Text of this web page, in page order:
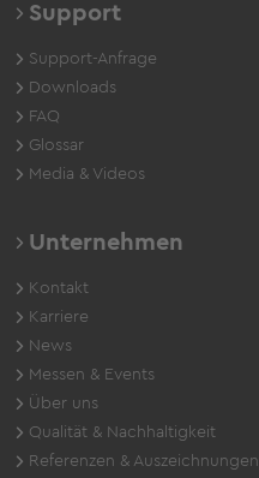
Support
Support-Anfrage
Downloads
FAQ
Glossar
Media & Videos
Unternehmen
Kontakt
Karriere
News
Messen & Events
Über uns
Qualität & Nachhaltigkeit
Referenzen & Auszeichnungen